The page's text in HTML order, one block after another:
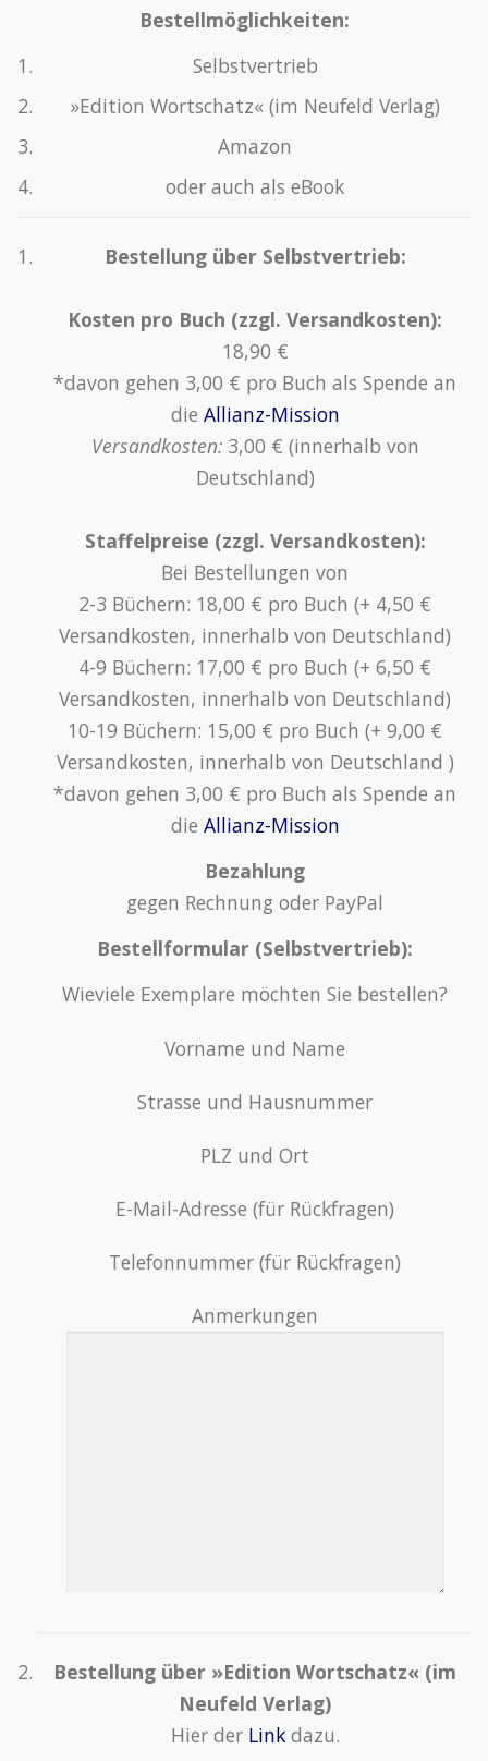
Bestellmöglichkeiten:
Selbstvertrieb
»Edition Wortschatz« (im Neufeld Verlag)
Amazon
oder auch als eBook
Bestellung über Selbstvertrieb:
Kosten pro Buch (zzgl. Versandkosten):
18,90 €
*davon gehen 3,00 € pro Buch als Spende an
die Allianz-Mission
Versandkosten:3,00 € (innerhalb von
Deutschland)
Staffelpreise (zzgl. Versandkosten):
Bei Bestellungen von
2-3 Büchern: 18,00 € pro Buch (+ 4,50 €
Versandkosten, innerhalb von Deutschland)
4-9 Büchern: 17,00 € pro Buch (+ 6,50 €
Versandkosten, innerhalb von Deutschland)
10-19 Büchern: 15,00 € pro Buch (+ 9,00 €
Versandkosten, innerhalb von Deutschland )
*davon gehen 3,00 € pro Buch als Spende an
die Allianz-Mission
Bezahlung
gegen Rechnung oder PayPal
Bestellformular (Selbstvertrieb):
Wieviele Exemplare möchten Sie bestellen?
Vorname und Name
Strasse und Hausnummer
PLZ und Ort
E-Mail-Adresse (für Rückfragen)
Telefonnummer (für Rückfragen)
Anmerkungen
Bestellung über »Edition Wortschatz« (im
Neufeld Verlag)
Hier der Linkdazu.